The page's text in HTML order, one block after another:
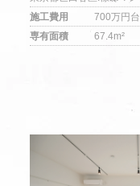
施工費用
700万円台
専有面積
67.4m²